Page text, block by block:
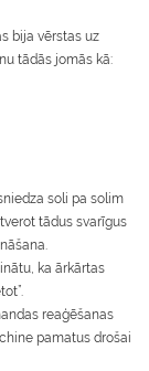
bija vērstas uz
tādās jomās kā:
soli pa solim
tādus svarīgus
ka ārkārtas
reaģēšanas
pamatus drošai